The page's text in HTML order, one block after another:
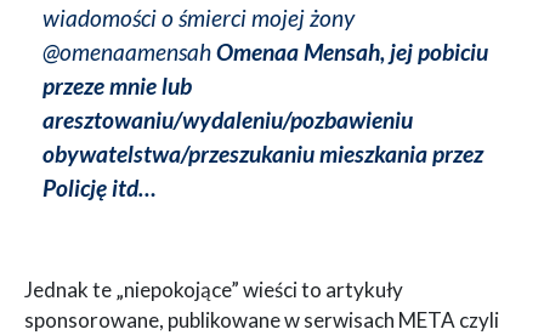
wiadomości o śmierci mojej żony
@omenaamensahOmenaa Mensah, jej pobiciu
przeze mnie lub
aresztowaniu/wydaleniu/pozbawieniu
obywatelstwa/przeszukaniu mieszkania przez
Policję itd…
Jednak te „niepokojące” wieści to artykuły
sponsorowane, publikowane w serwisach META czyli